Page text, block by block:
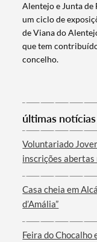
Categorias
Filtros
Alentejo e Junta de
um ciclo de
de Viana do
que tem
concelho.
últimas notícias
Voluntariado
inscrições abertas
Casa cheia em
d’Amália”
Feira do